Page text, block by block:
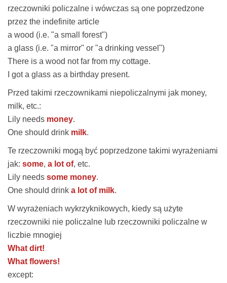
rzeczowniki policzalne i wówczas są one poprzedzone
przez the indefinite article
a wood (i.e. "a small forest")
a glass (i.e. "a mirror" or "a drinking vessel")
There is a wood not far from my cottage.
I gota glass as a birthday present.
Przed takimi rzeczownikami niepoliczalnymi jak money,
milk, etc.:
Lily needs money.
One should drink milk.
Te rzeczowniki mogą być poprzedzone takimi wyrażeniami
jak: some, a lot of, etc.
Lily needs some money.
One should drink a lot of milk.
W wyrażeniach wykrzyknikowych, kiedy są użyte
rzeczowniki nie policzalne lub rzeczowniki policzalne w
liczbie mnogiej
What dirt!
What flowers!
except: